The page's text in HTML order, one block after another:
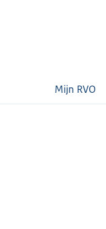
Mijn RVO